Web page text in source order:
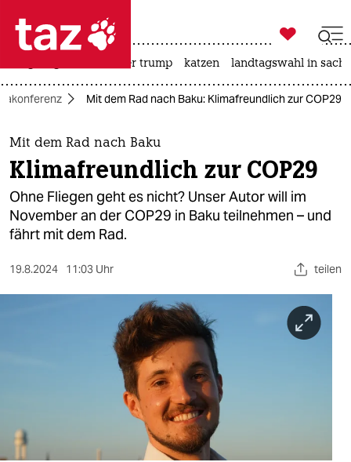
 taz zahl ich
taz zahl ich
themen
politik
öko

taz zahl ich
usa unter trump katzen landtagswahl in
Mit dem Rad nach Baku: Klimafreundlich zur COP29
Mit dem Rad nach Baku
Klimafreundlich zur COP29
Ohne Fliegen geht es nicht? Unser Autor will im
November an der COP29 in Baku teilnehmen – und
fährt mit dem Rad.
19.8.2024 11:03 Uhr teilen